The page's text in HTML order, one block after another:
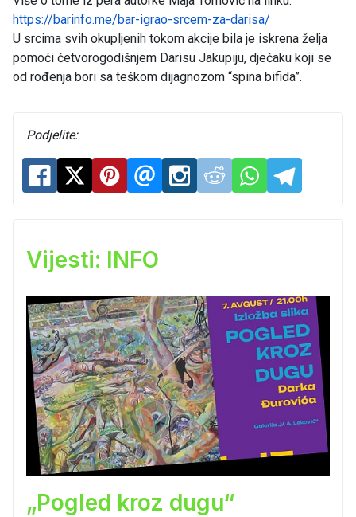
https://barinfo.me/bar-igrao-srcem-za-darisa/
U srcima svih okupljenih tokom akcije bila je iskrena želja
pomoći četvorogodišnjem Darisu Jakupiju, dječaku koji se
od rođenja bori sa teškom dijagnozom “spina bifida”.
Podjelite:
Vijesti: INFO
„Pogled kroz dugu“